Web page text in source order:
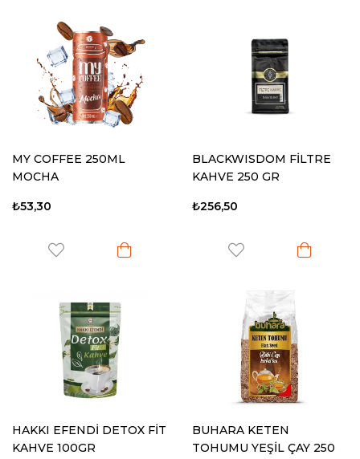
MY COFFEE 250ML
MOCHA
₺53,30
BLACKWISDOM FİLTRE
KAHVE 250 GR
₺256,50
HAKKI EFENDİ DETOX FİT
KAHVE 100GR
BUHARA KETEN
TOHUMU YEŞİL ÇAY 250